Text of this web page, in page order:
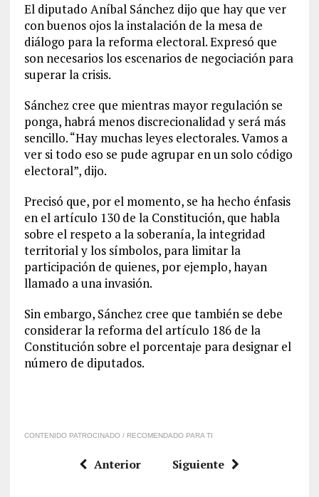
El diputado Aníbal Sánchez dijo que hay que ver
con buenos ojos la instalación de la mesa de
diálogo para la reforma electoral. Expresó que
son necesarios los escenarios de negociación para
superar la crisis.
Sánchez cree que mientras mayor regulación se
ponga, habrá menos discrecionalidad y será más
sencillo. “Hay muchas leyes electorales. Vamos a
ver si todo eso se pude agrupar en un solo código
electoral”, dijo.
Precisó que, por el momento, se ha hecho énfasis
en el artículo 130 de la Constitución, que habla
sobre el respeto a la soberanía, la integridad
territorial y los símbolos, para limitar la
participación de quienes, por ejemplo, hayan
llamado a una invasión.
Sin embargo, Sánchez cree que también se debe
considerar la reforma del artículo 186 de la
Constitución sobre el porcentaje para designar el
número de diputados.
CONTENIDO PATROCINADO / RECOMENDADO PARA TI
Anterior Siguiente